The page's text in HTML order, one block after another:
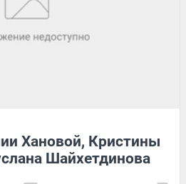
Хановой, Кристины
Шайхетдинова